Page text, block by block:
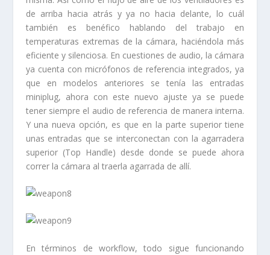
de arriba hacia atrás y ya no hacia delante, lo cuál
también es benéfico hablando del trabajo en
temperaturas extremas de la cámara, haciéndola más
eficiente y silenciosa. En cuestiones de audio, la cámara
ya cuenta con micrófonos de referencia integrados, ya
que en modelos anteriores se tenía las entradas
miniplug, ahora con este nuevo ajuste ya se puede
tener siempre el audio de referencia de manera interna.
Y una nueva opción, es que en la parte superior tiene
unas entradas que se interconectan con la agarradera
superior (Top Handle) desde donde se puede ahora
correr la cámara al traerla agarrada de allí.
En términos de workflow, todo sigue funcionando